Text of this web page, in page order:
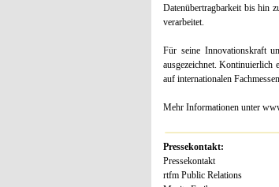
Datenübertragbarkeit bis hin
verarbeitet.
Für seine Innovationskraft
ausgezeichnet. Kontinuierlich
auf internationalen
Mehr Informationen unter
Pressekontakt:
Pressekontakt
rtfm Public Relations